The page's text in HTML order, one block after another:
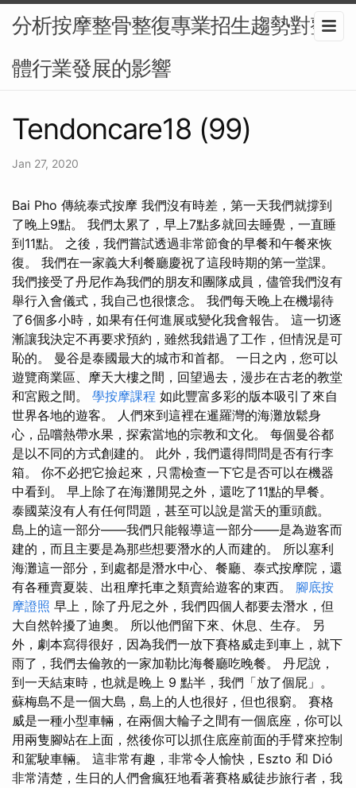
分析按摩整骨整復專業招生趨勢對整
體行業發展的影響
Tendoncare18 (99)
Jan 27, 2020
Bai Pho 傳統泰式按摩 我們沒有時差，第一天我們就撐到
了晚上9點。 我們太累了，早上7點多就回去睡覺，一直睡
到11點。 之後，我們嘗試透過非常節食的早餐和午餐來恢
復。 我們在一家義大利餐廳慶祝了這段時期的第一堂課。
我們接受了丹尼作為我們的朋友和團隊成員，儘管我們沒有
舉行入會儀式，我自己也很懷念。 我們每天晚上在機場待
了6個多小時，如果有任何進展或變化我會報告。 這一切逐
漸讓我決定不再要求預約，雖然我錯過了工作，但情況是可
恥的。 曼谷是泰國最大的城市和首都。 一日之內，您可以
遊覽商業區、摩天大樓之間，回望過去，漫步在古老的教堂
和宮殿之間。 學按摩課程 如此豐富多彩的版本吸引了來自
世界各地的遊客。 人們來到這裡在暹羅灣的海灘放鬆身
心，品嚐熱帶水果，探索當地的宗教和文化。 每個曼谷都
是以不同的方式創建的。 此外，我們還得問問是否有行李
箱。 你不必把它撿起來，只需檢查一下它是否可以在機器
中看到。 早上除了在海灘閒晃之外，還吃了11點的早餐。
泰國菜沒有人有任何問題，甚至可以說是當天的重頭戲。
島上的這一部分——我們只能報導這一部分——是為遊客而
建的，而且主要是為那些想要潛水的人而建的。 所以塞利
海灘這一部分，到處都是潛水中心、餐廳、泰式按摩院，還
有各種賣夏裝、出租摩托車之類賣給遊客的東西。 腳底按
摩證照 早上，除了丹尼之外，我們四個人都要去潛水，但
大自然幹擾了迪奧。 所以他們留下來、休息、生存。 另
外，劇本寫得很好，因為我們一放下賽格威走到車上，就下
雨了，我們去倫敦的一家加勒比海餐廳吃晚餐。 丹尼說，
到一天結束時，也就是晚上 9 點半，我們「放了個屁」。
蘇梅島不是一個大島，島上的人也很好，但也很窮。 賽格
威是一種小型車輛，在兩個大輪子之間有一個底座，你可以
用兩隻腳站在上面，然後你可以抓住底座前面的手臂來控制
和駕駛車輛。 這非常有趣，非常令人愉快，Eszto 和 Dió
非常清楚，生日的人們會瘋狂地看著賽格威徒步旅行者，我